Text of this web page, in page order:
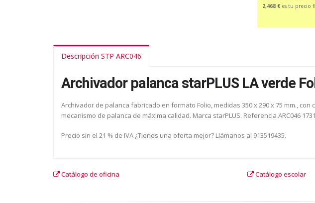
2,468 € es tu precio
Descripción STP ARC046
Archivador palanca starPLUS LA verde
Archivador de palanca fabricado en formato Folio, medidas 350 x 290 x 75 mm.,
mecanismo de palanca de máxima calidad. Marca starPLUS. Referencia ARC046
Precio sin el 21 % de IVA ¿Tienes una oferta mejor? Llámanos al 913519435.
Catálogo de oficina Catálogo escolar